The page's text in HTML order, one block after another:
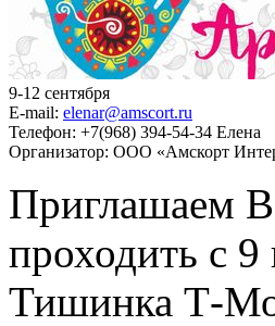
9-12 сентября
E-mail: elenar@amscort.ru
Телефон: +7(968) 394-54-34 Елена
Организатор: ООО «Амскорт
Приглашаем
проходить с 9
Тишинка Т-